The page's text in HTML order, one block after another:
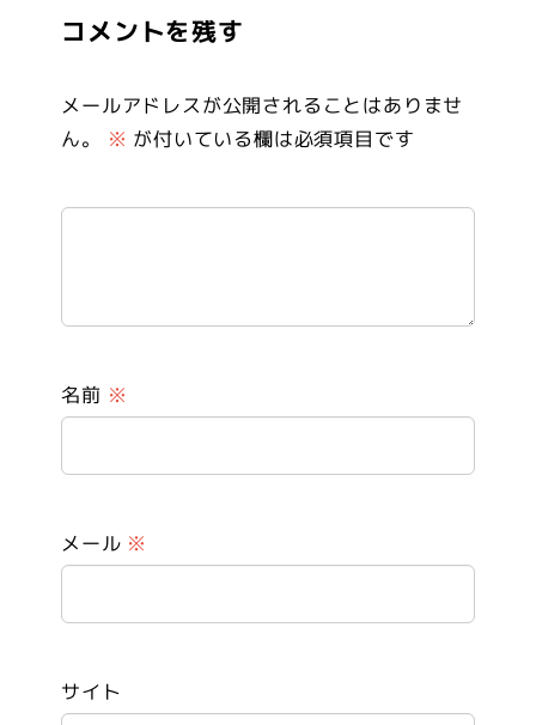
コメントを残す
メールアドレスが公開されることはありませ
ん。
※ が付いている欄は必須項目です
名前 ※
メール ※
サイト